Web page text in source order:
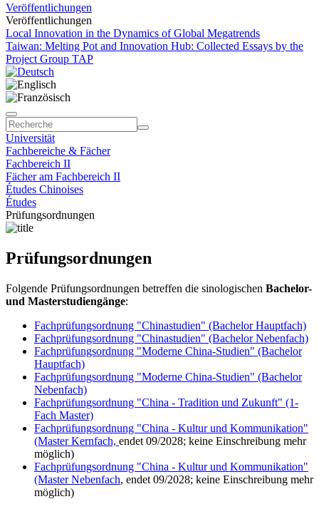
Veröffentlichungen
Veröffentlichungen
Local Innovation in the Dynamics of Global Megatrends
Taiwan: Melting Pot and Innovation Hub: Collected Essays by the
Project Group TAP
Universität
Fachbereiche & Fächer
Fachbereich II
Fächer am Fachbereich II
Études Chinoises
Études
Prüfungsordnungen
Prüfungsordnungen
Folgende Prüfungsordnungen betreffen die sinologischen Bachelor-
und Masterstudiengänge:
Fachprüfungsordnung "Chinastudien" (Bachelor Hauptfach)
Fachprüfungsordnung "Chinastudien" (Bachelor Nebenfach)
Fachprüfungsordnung "Moderne China-Studien" (Bachelor
Hauptfach)
Fachprüfungsordnung "Moderne China-Studien" (Bachelor
Nebenfach)
Fachprüfungsordnung "China - Tradition und Zukunft" (1-
Fach Master)
Fachprüfungsordnung "China - Kultur und Kommunikation"
(Master Kernfach, endet 09/2028; keine Einschreibung mehr
möglich)
Fachprüfungsordnung "China - Kultur und Kommunikation"
(Master Nebenfach, endet 09/2028; keine Einschreibung mehr
möglich)